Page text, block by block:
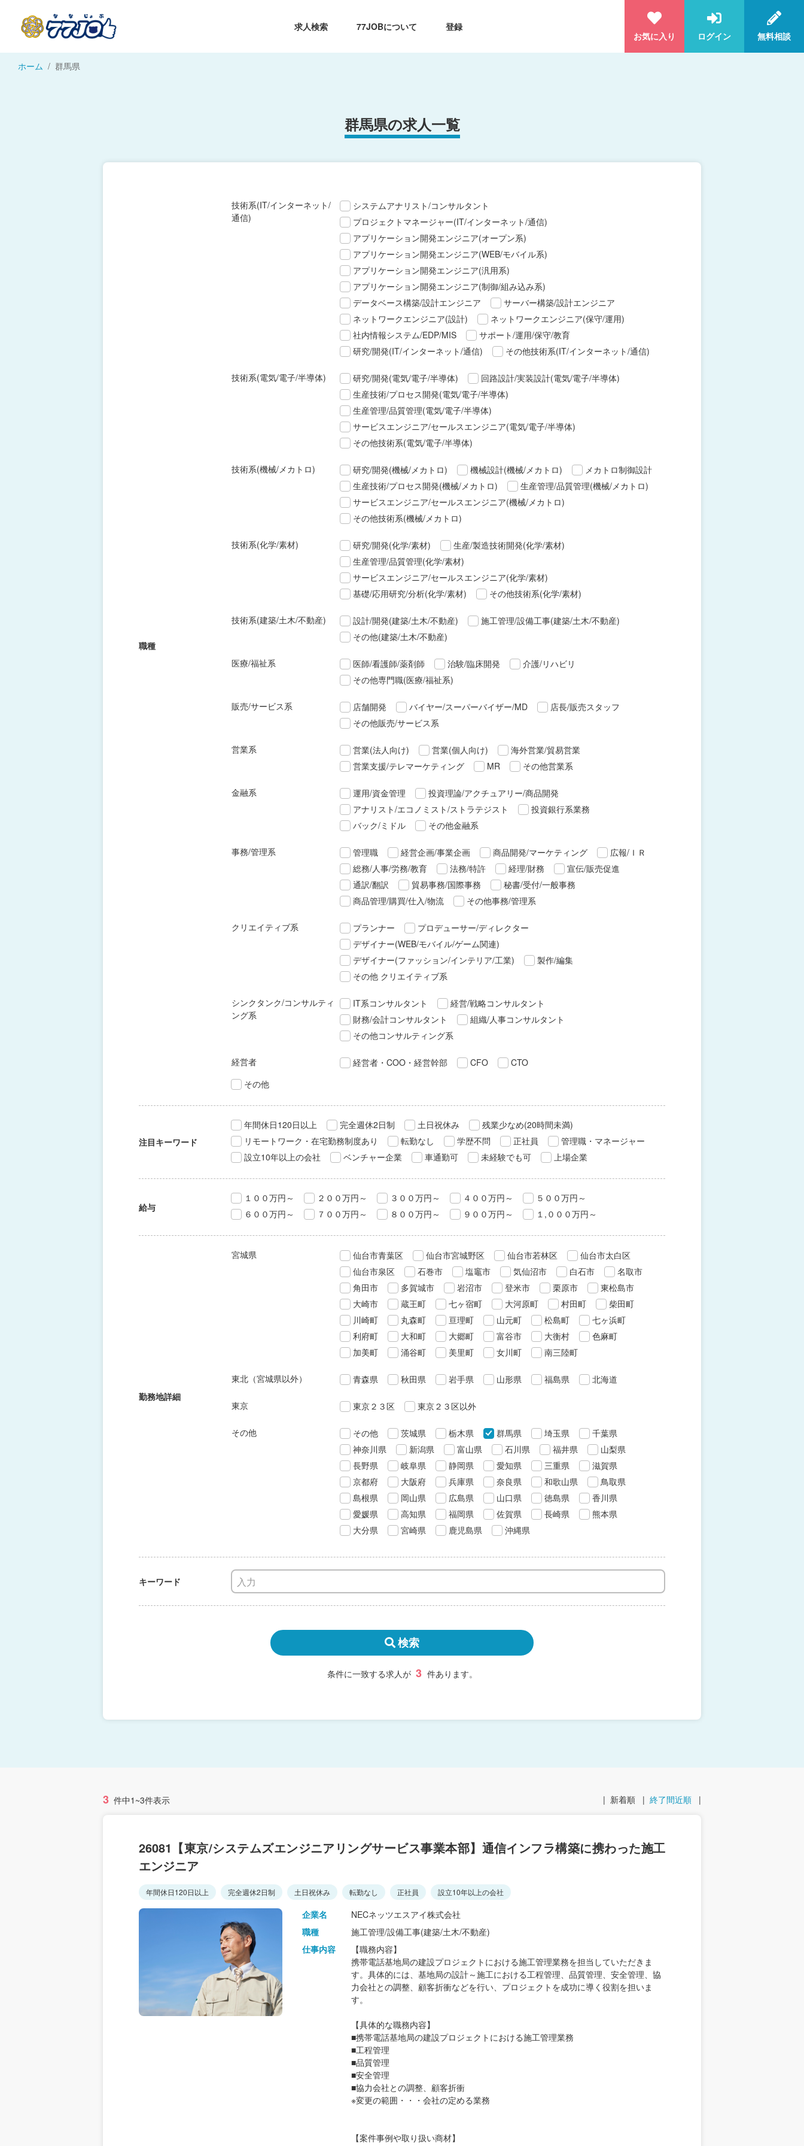
求人検索 77JOBについて
登録
お気に入り
ログイン 無料相談
ホーム 群馬県
群馬県の求人一覧
職種
技術系(IT/インターネット/
通信)
システムアナリスト/コンサルタント
プロジェクトマネージャー(IT/インターネット/通信)
アプリケーション開発エンジニア(オープン系)
アプリケーション開発エンジニア(WEB/モバイル系)
アプリケーション開発エンジニア(汎用系)
アプリケーション開発エンジニア(制御/組み込み系)
データベース構築/設計エンジニア
サーバー構築/設計エンジニア
ネットワークエンジニア(設計)
ネットワークエンジニア(保守/運用)
社内情報システム/EDP/MIS
サポート/運用/保守/教育
研究/開発(IT/インターネット/通信)
その他技術系(IT/インターネット/通信)
技術系(電気/電子/半導体) 研究/開発(電気/電子/半導体)
回路設計/実装設計(電気/電子/半導体)
生産技術/プロセス開発(電気/電子/半導体)
生産管理/品質管理(電気/電子/半導体)
サービスエンジニア/セールスエンジニア(電気/電子/半導体)
その他技術系(電気/電子/半導体)
技術系(機械/メカトロ) 研究/開発(機械/メカトロ) 機械設計(機械/メカトロ)
メカトロ制御設計
生産技術/プロセス開発(機械/メカトロ)
生産管理/品質管理(機械/メカトロ)
サービスエンジニア/セールスエンジニア(機械/メカトロ)
その他技術系(機械/メカトロ)
技術系(化学/素材) 研究/開発(化学/素材)
生産/製造技術開発(化学/素材)
生産管理/品質管理(化学/素材)
サービスエンジニア/セールスエンジニア(化学/素材)
基礎/応用研究/分析(化学/素材)
その他技術系(化学/素材)
技術系(建築/土木/不動産) 設計/開発(建築/土木/不動産)
施工管理/設備工事(建築/土木/不動産)
その他(建築/土木/不動産)
医療/福祉系 医師/看護師/薬剤師 治験/臨床開発
介護/リハビリ
その他専門職(医療/福祉系)
販売/サービス系 店舗開発 バイヤー/スーパーバイザー/MD
店長/販売スタッフ
その他販売/サービス系
営業系 営業(法人向け) 営業(個人向け)
海外営業/貿易営業
営業支援/テレマーケティング
MR その他営業系
金融系 運用/資金管理
投資理論/アクチュアリー/商品開発
アナリスト/エコノミスト/ストラテジスト
投資銀行系業務
バック/ミドル
その他金融系
事務/管理系 管理職 経営企画/事業企画 商品開発/マーケティング
広報/ＩＲ
総務/人事/労務/教育
法務/特許 経理/財務
宣伝/販売促進
通訳/翻訳
貿易事務/国際事務
秘書/受付/一般事務
商品管理/購買/仕入/物流
その他事務/管理系
クリエイティブ系 プランナー
プロデューサー/ディレクター
デザイナー(WEB/モバイル/ゲーム関連)
デザイナー(ファッション/インテリア/工業)
製作/編集
その他 クリエイティブ系
シンクタンク/コンサルティ
ング系
IT系コンサルタント
経営/戦略コンサルタント
財務/会計コンサルタント
組織/人事コンサルタント
その他コンサルティング系
経営者 経営者・COO・経営幹部 CFO
CTO
その他
注目キーワード
年間休日120日以上 完全週休2日制 土日祝休み
残業少なめ(20時間未満)
リモートワーク・在宅勤務制度あり
転勤なし 学歴不問 正社員
管理職・マネージャー
設立10年以上の会社
ベンチャー企業 車通勤可 未経験でも可 上場企業
給与
１００万円～ ２００万円～ ３００万円～ ４００万円～
５００万円～
６００万円～
７００万円～ ８００万円～ ９００万円～ １,０００万円～
勤務地詳細
宮城県 仙台市青葉区 仙台市宮城野区 仙台市若林区
仙台市太白区
仙台市泉区
石巻市 塩竈市 気仙沼市 白石市
名取市
角田市
多賀城市 岩沼市 登米市 栗原市
東松島市
大崎市
蔵王町 七ヶ宿町 大河原町 村田町
柴田町
川崎町
丸森町 亘理町 山元町 松島町
七ヶ浜町
利府町
大和町 大郷町 富谷市 大衡村
色麻町
加美町
涌谷町 美里町 女川町 南三陸町
東北（宮城県以外） 青森県 秋田県 岩手県 山形県 福島県 北海道
東京 東京２３区 東京２３区以外
その他 その他 茨城県 栃木県 群馬県 埼玉県
千葉県
神奈川県
新潟県 富山県 石川県 福井県
山梨県
長野県
岐阜県 静岡県 愛知県 三重県
滋賀県
京都府
大阪府 兵庫県 奈良県 和歌山県
鳥取県
島根県
岡山県 広島県 山口県 徳島県
香川県
愛媛県
高知県 福岡県 佐賀県 長崎県
熊本県
大分県
宮崎県 鹿児島県 沖縄県
キーワード
検索
条件に一致する求人が 3 件あります。
3 件中1~3件表示 | 新着順 | 終了間近順 |
26081【東京/システムズエンジニアリングサービス事業本部】通信インフラ構築に携わった施工
エンジニア
年間休日120日以上 完全週休2日制 土日祝休み 転勤なし 正社員 設立10年以上の会社
企業名
NECネッツエスアイ株式会社
職種
施工管理/設備工事(建築/土木/不動産)
仕事内容
【職務内容】
携帯電話基地局の建設プロジェクトにおける施工管理業務を担当していただきま
す。具体的には、基地局の設計～施工における工程管理、品質管理、安全管理、協
力会社との調整、顧客折衝などを行い、プロジェクトを成功に導く役割を担いま
す。
【具体的な職務内容】
■携帯電話基地局の建設プロジェクトにおける施工管理業務
■工程管理
■品質管理
■安全管理
■協力会社との調整、顧客折衝
※変更の範囲・・・会社の定める業務
【案件事例や取り扱い商材】